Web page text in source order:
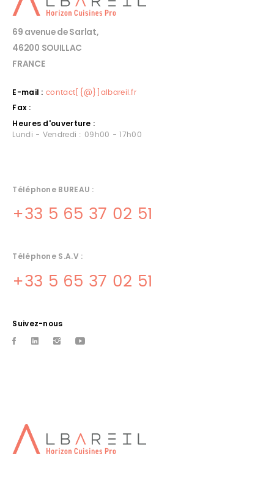
69 avenue de Sarlat,
46200 SOUILLAC
FRANCE
E-mail : contact[{@}]albareil.fr
Fax :
Heures d'ouverture :
Lundi - Vendredi : 09h00 - 17h00
Téléphone BUREAU :
+33 5 65 37 02 51
Téléphone S.A.V :
+33 5 65 37 02 51
Suivez-nous
CONCEPTION CUISINES
PROFESSIONNELLES CENTRE VILLE
DE TOULOUSE